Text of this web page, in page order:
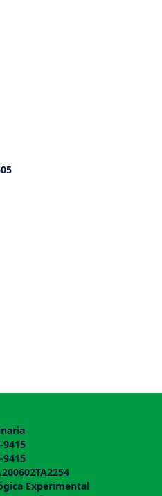
9415
9415
Experimental